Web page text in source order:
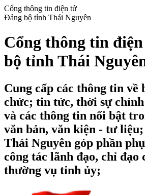
Cổng thông tin điện tử
Đảng bộ tỉnh Thái Nguyên
Cổng thông tin
bộ tỉnh Thái
Cung cấp các thông tin về
chức; tin tức, thời sự
và các thông tin nổi bật
văn bản, văn kiện - tư
Thái Nguyên góp phần
công tác lãnh đạo, chỉ đạo
thường vụ tỉnh ủy;